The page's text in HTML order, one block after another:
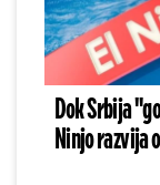
Dok Srbija
Ninjo razvija